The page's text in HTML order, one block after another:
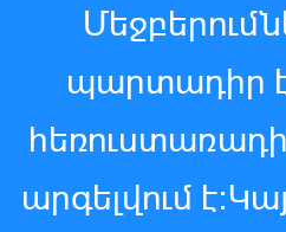
պարտադիր
արգելվում